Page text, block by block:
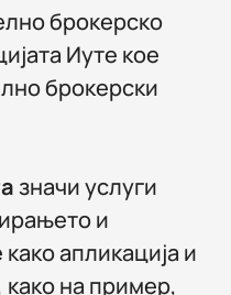
брокерско
Иуте кое
брокерски
значи услуги
и
апликација и
на пример,